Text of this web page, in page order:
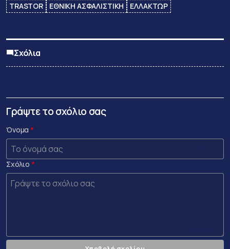
TRASTOR ΕΘΝΙΚΗ ΑΣΦΑΛΙΣΤΙΚΗ ΕΛΛΑΚΤΩΡ
Σχόλια
Γράψτε το σχόλιο σας
Όνομα
Σχόλιο